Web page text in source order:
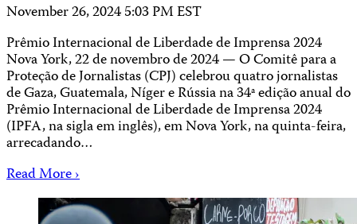
November 26, 2024 5:03 PM EST
Prêmio Internacional de Liberdade de Imprensa 2024
Nova York, 22 de novembro de 2024 — O Comitê para a
Proteção de Jornalistas (CPJ) celebrou quatro jornalistas
de Gaza, Guatemala, Níger e Rússia na 34ª edição anual do
Prêmio Internacional de Liberdade de Imprensa 2024
(IPFA, na sigla em inglês), em Nova York, na quinta-feira,
arrecadando…
Read More ›